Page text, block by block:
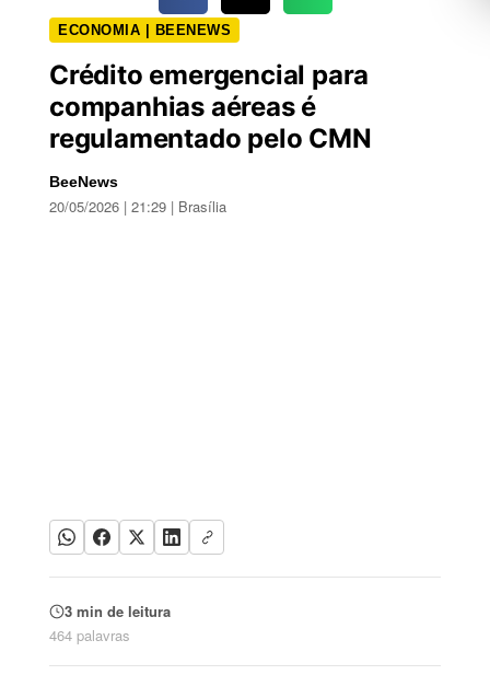
ECONOMIA | BEENEWS
Crédito emergencial para
companhias aéreas é
regulamentado pelo CMN
BeeNews
20/05/2026 | 21:29 | Brasília
3 min de leitura
464 palavras